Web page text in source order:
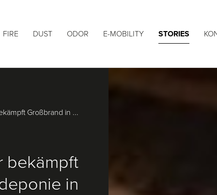
FIRE DUST ODOR E-MOBILITY STORIES
Großbrand in ...
bekämpft
in